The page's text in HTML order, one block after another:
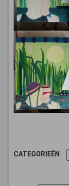
CATEGORIEËN